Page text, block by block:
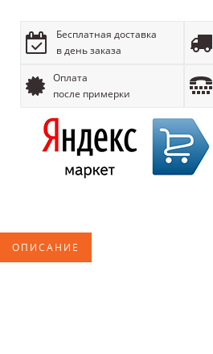
Бесплатная доставка
в день заказа
Оплата
после примерки
ОПИСАНИЕ